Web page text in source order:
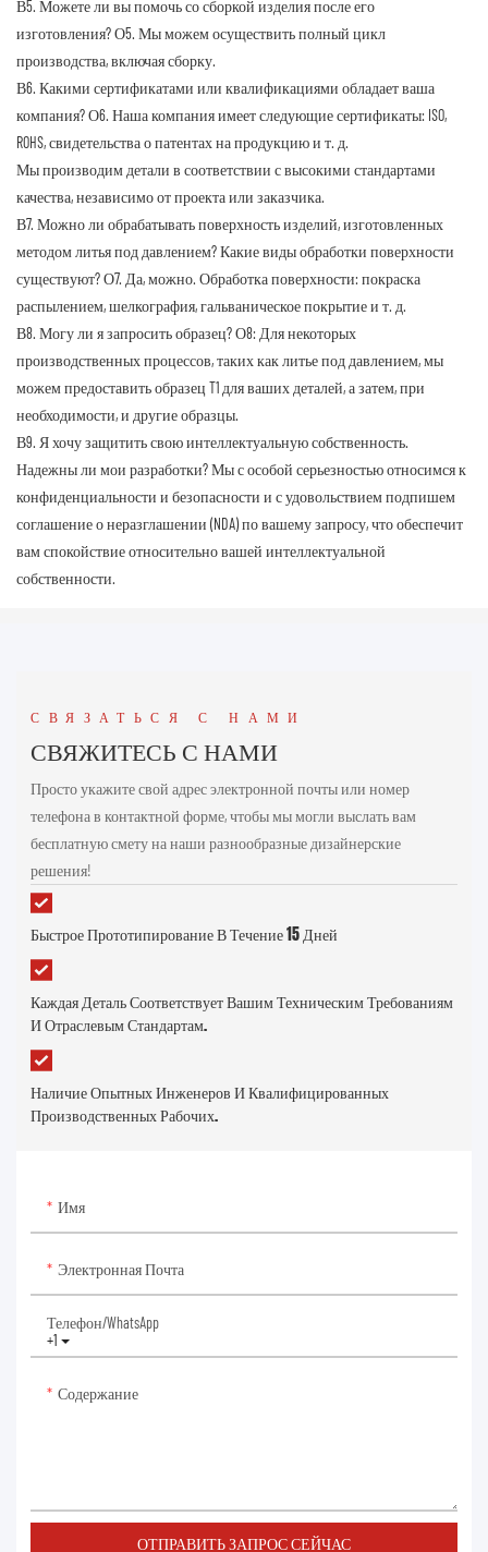
В5. Можете ли вы помочь со сборкой изделия после его
изготовления?О5. Мы можем осуществить полный цикл
производства, включая сборку.
В6. Какими сертификатами или квалификациями обладает ваша
компания?О6. Наша компания имеет следующие сертификаты: ISO,
ROHS, свидетельства о патентах на продукцию и т. д.
Мы производим детали в соответствии с высокими стандартами
качества, независимо от проекта или заказчика.
В7. Можно ли обрабатывать поверхность изделий, изготовленных
методом литья под давлением? Какие виды обработки поверхности
существуют?О7. Да, можно. Обработка поверхности: покраска
распылением, шелкография, гальваническое покрытие и т. д.
В8. Могу ли я запросить образец?О8: Для некоторых
производственных процессов, таких как литье под давлением, мы
можем предоставить образец T1 для ваших деталей, а затем, при
необходимости, и другие образцы.
В9. Я хочу защитить свою интеллектуальную собственность.
Надежны ли мои разработки?Мы с особой серьезностью относимся к
конфиденциальности и безопасности и с удовольствием подпишем
соглашение о неразглашении (NDA) по вашему запросу, что обеспечит
вам спокойствие относительно вашей интеллектуальной
собственности.
СВЯЗАТЬСЯ С НАМИ
СВЯЖИТЕСЬ С НАМИ
Просто укажите свой адрес электронной почты или номер
телефона в контактной форме, чтобы мы могли выслать вам
бесплатную смету на наши разнообразные дизайнерские
решения!
Быстрое Прототипирование В Течение 15 Дней
Каждая Деталь Соответствует Вашим Техническим Требованиям
И Отраслевым Стандартам.
Наличие Опытных Инженеров И Квалифицированных
Производственных Рабочих.
Имя
Электронная Почта
+1
Телефон/WhatsApp
Содержание
ОТПРАВИТЬ ЗАПРОС СЕЙЧАС